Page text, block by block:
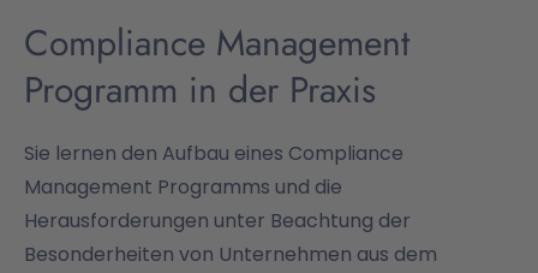
Compliance Management
Programm in der Praxis
Sie lernen den Aufbau eines Compliance
Management Programms und die
Herausforderungen unter Beachtung der
Besonderheiten von Unternehmen aus dem